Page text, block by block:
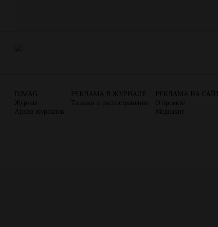
DJMAG
Журнал
Архив журналов
РЕКЛАМА В ЖУРНАЛЕ
Тиражи и распостранение
РЕКЛАМА НА
О проекте
Медиакит